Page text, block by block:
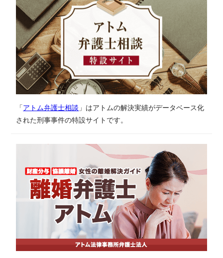
「 アトム弁護士相談 」はアトムの解決実績がデータベース化
された刑事事件の特設サイトです。